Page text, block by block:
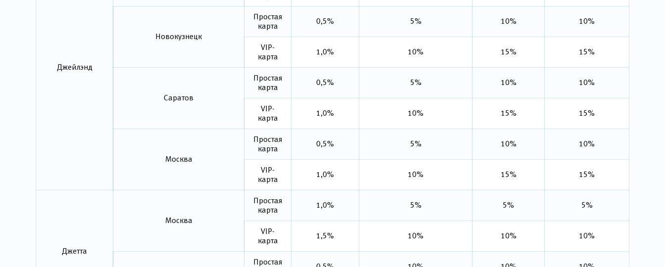
Джейлэнд
Новокузнецк
Простая
карта
0,5% 5% 10% 10%
VIP-
карта
1,0% 10% 15% 15%
Саратов
Простая
карта
0,5% 5% 10% 10%
VIP-
карта
1,0% 10% 15% 15%
Москва
Простая
карта
0,5% 5% 10% 10%
VIP-
карта
1,0% 10% 15% 15%
Джетта
Москва
Простая
карта
1,0% 5% 5% 5%
VIP-
карта
1,5% 10% 10% 10%
Простая